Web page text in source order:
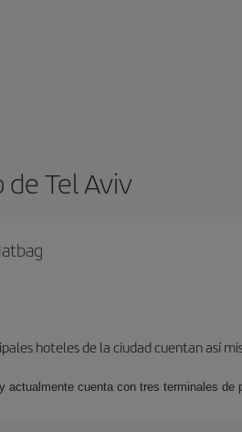
Tel Aviv
hoteles de la ciudad cuentan así
cuenta con tres terminales de